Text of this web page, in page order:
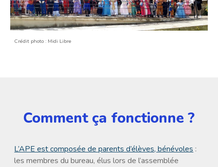
Crédit photo : Midi Libre
Comment ça fonctionne ?
L’APE est composée de parents d’élèves, bénévoles :
les membres du bureau, élus lors de l’assemblée